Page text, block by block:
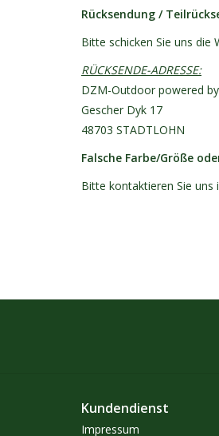
Rücksendung /
Bitte schicken Sie uns die
RÜCKSENDE-ADRESSE:
DZM-Outdoor powered
Gescher Dyk 17
48703 STADTLOHN
Falsche Farbe/Größe
Bitte kontaktieren Sie uns
Kundendienst
Impressum